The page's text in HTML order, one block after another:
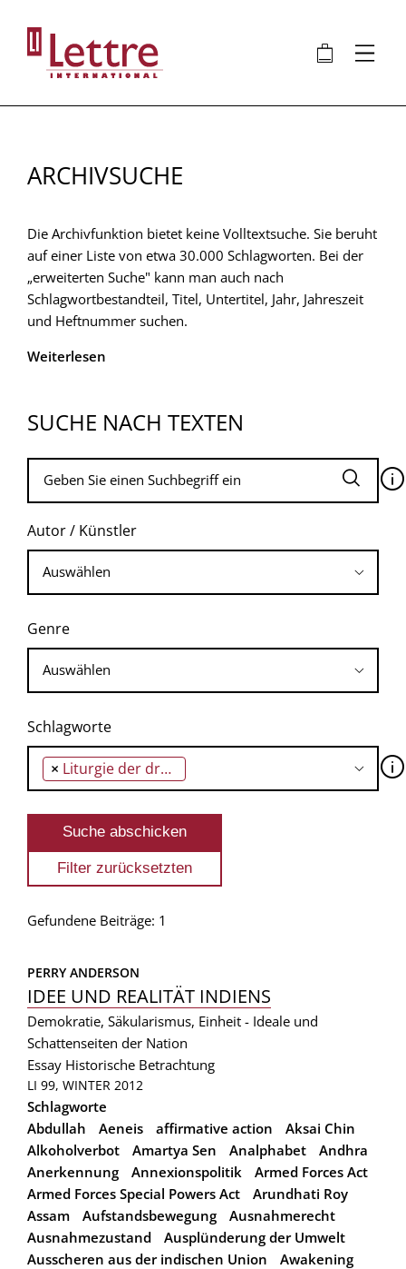
Inhalt
🛍 ⋮
ARCHIVSUCHE
Die Archivfunktion bietet keine Volltextsuche. Sie beruht
auf einer Liste von etwa 30.000 Schlagworten. Bei der
„erweiterten Suche" kann man auch nach
Schlagwortbestandteil, Titel, Untertitel, Jahr, Jahreszeit
und Heftnummer suchen.
Weiterlesen
SUCHE NACH TEXTEN
🛈
Autor / Künstler
Genre
Schlagworte
× Liturgie der drei Grundwerte 🛈
Gefundene Beiträge: 1
PERRY ANDERSON
IDEE UND REALITÄT INDIENS
Demokratie, Säkularismus, Einheit - Ideale und
Schattenseiten der Nation
Essay Historische Betrachtung
LI 99, WINTER 2012
Schlagworte
Abdullah
Aeneis affirmative action
Aksai Chin
Alkoholverbot
Amartya Sen Analphabet
Andhra
Anerkennung
Annexionspolitik
Armed Forces Act
Armed Forces Special Powers Act
Arundhati Roy
Assam
Aufstandsbewegung
Ausnahmerecht
Ausnahmezustand
Ausplünderung der Umwelt
Ausscheren aus der indischen Union
Awakening